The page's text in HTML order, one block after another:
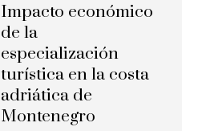
Impacto económico
de la
especialización
turística en la costa
adriática de
Montenegro